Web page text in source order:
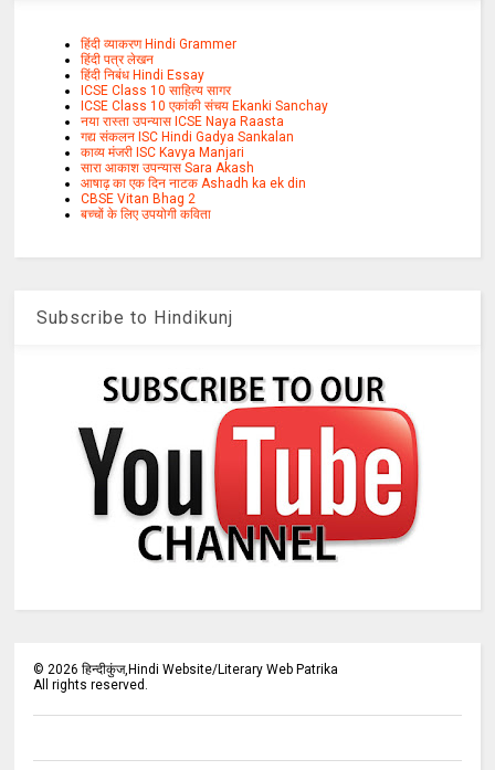
हिंदी व्याकरण Hindi Grammer
हिंदी पत्र लेखन
हिंदी निबंध Hindi Essay
ICSE Class 10 साहित्य सागर
ICSE Class 10 एकांकी संचय Ekanki Sanchay
नया रास्ता उपन्यास ICSE Naya Raasta
गद्य संकलन ISC Hindi Gadya Sankalan
काव्य मंजरी ISC Kavya Manjari
सारा आकाश उपन्यास Sara Akash
आषाढ़ का एक दिन नाटक Ashadh ka ek din
CBSE Vitan Bhag 2
बच्चों के लिए उपयोगी कविता
Subscribe to Hindikunj
©2026 हिन्दीकुंज,Hindi Website/Literary Web Patrika
All rights reserved.